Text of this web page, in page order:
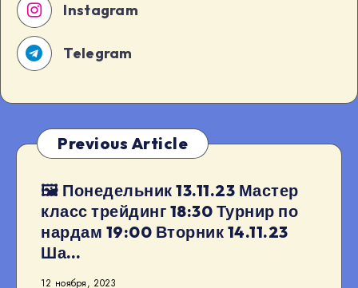
Instagram
Telegram
Previous Article
🖼 Понедельник 13.11.23 Мастер
класс трейдинг 18:30 Турнир по
нардам 19:00 Вторник 14.11.23
Ша…
12 ноября, 2023